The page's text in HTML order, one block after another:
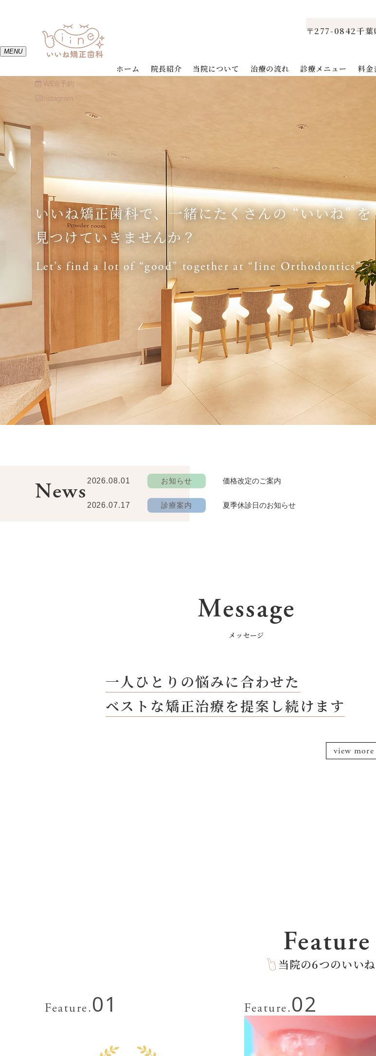
〒277-0842千葉
MENU
ホーム 院長紹介 当院について 治療の流れ 診療メニュー 料金
WEB予約
Instagram
いいね矯正歯科で、一緒にたくさんの “いいね” を
見つけていきませんか？
Let’s find a lot of “good” together at “Iine Orthodontics”.
News 2026.08.01 お知らせ 価格改定のご案内
2026.07.17 診療案内 夏季休診日のお知らせ
Message
メッセージ
一人ひとりの悩みに合わせた
ベストな矯正治療を提案し続けます
view more
Feature
当院の6つのいいね
Feature.01 Feature.02